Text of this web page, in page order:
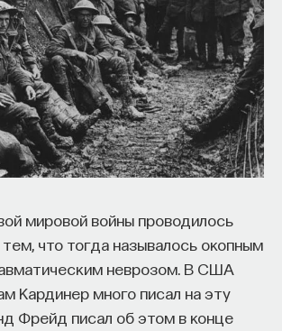
мировой войны проводилось
что тогда называлось окопным
неврозом. В США
Кардинер много писал на эту
Фрейд писал об этом в конце